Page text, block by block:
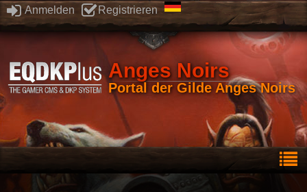
Anmelden Registrieren
Anges Noirs
Portal der Gilde Anges Noirs